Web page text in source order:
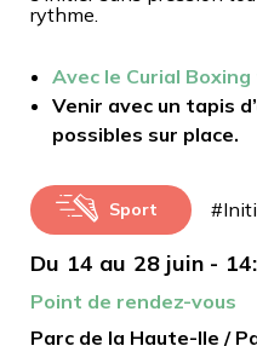
rythme.
Avec le Curial
Venir avec un tapis
possibles sur place.
Sport
Du 14 au 28 juin -
Point de rendez-vous
Parc de la Haute-Ile /